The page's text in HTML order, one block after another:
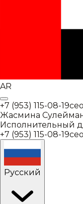
AR
+7 (953) 115-08-19
Жасмина
Исполнительный
+7 (953) 115-08-19
Русский